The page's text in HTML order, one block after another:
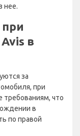
нее.
в
за
при
требованиям, что
в
по правой